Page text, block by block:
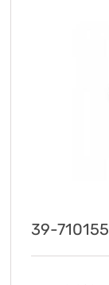
39-710155